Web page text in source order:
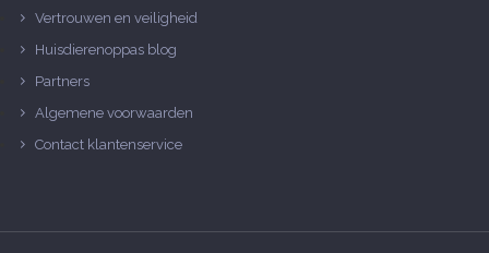
Vertrouwen en veiligheid
Huisdierenoppas blog
Partners
Algemene voorwaarden
Contact klantenservice